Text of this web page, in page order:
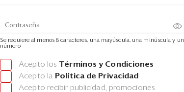
Se requiere al menos 8 caracteres, una mayúscula, una minúscula y un
número
Acepto los Términos y Condiciones
Acepto la Política de Privacidad
Acepto recibir publicidad, promociones